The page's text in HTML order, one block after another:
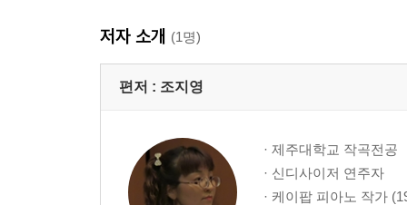
저자 소개 (1명)
편저 : 조지영
· 제주대학교 작곡전공
· 신디사이저 연주자
· 케이팝 피아노 작가